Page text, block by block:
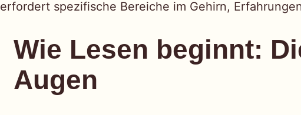
erfordert spezifische Bereiche im Gehirn,
Wie Lesen beginnt:
Augen